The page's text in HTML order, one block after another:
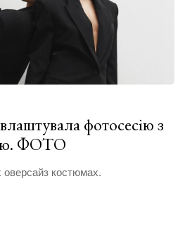
фотосесію з
ФОТО
оверсайз костюмах.